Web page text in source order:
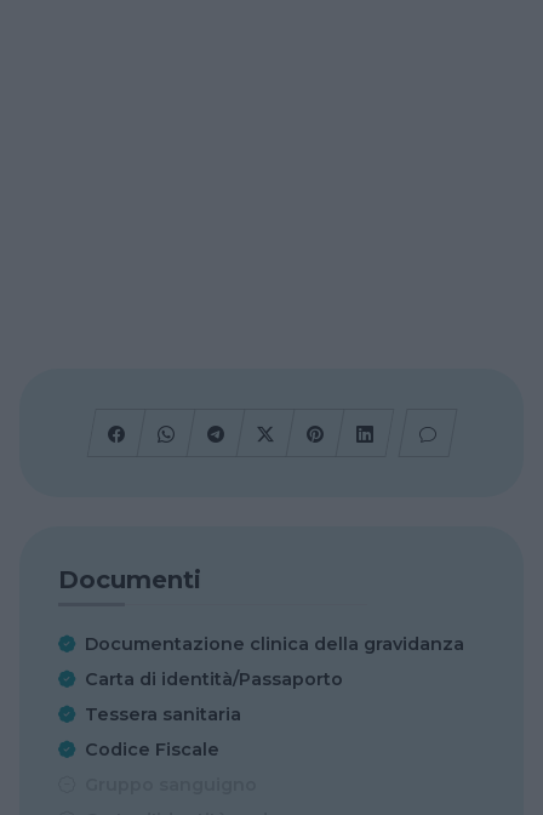
Documenti
Documentazione clinica della gravidanza
Carta di identità/Passaporto
Tessera sanitaria
Codice Fiscale